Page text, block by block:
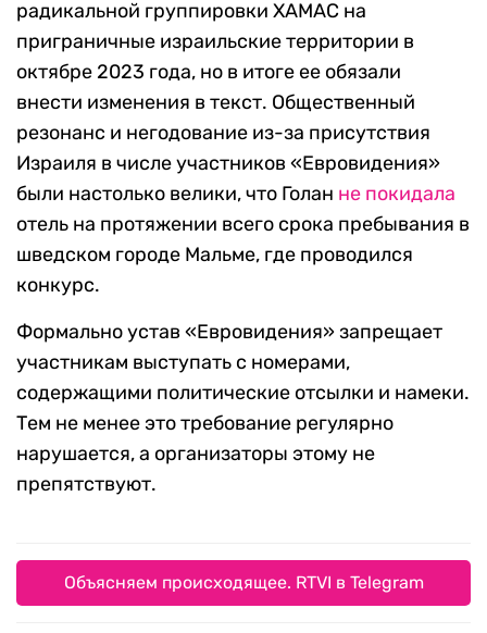
радикальной группировки ХАМАС на
приграничные израильские территории в
октябре 2023 года, но в итоге ее обязали
внести изменения в текст. Общественный
резонанс и негодование из-за присутствия
Израиля в числе участников «Евровидения»
были настолько велики, что Голан не покидала
отель на протяжении всего срока пребывания в
шведском городе Мальме, где проводился
конкурс.
Формально устав «Евровидения» запрещает
участникам выступать с номерами,
содержащими политические отсылки и намеки.
Тем не менее это требование регулярно
нарушается, а организаторы этому не
препятствуют.
Объясняем происходящее. RTVI в Telegram